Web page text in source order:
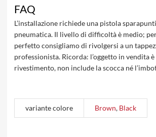
FAQ
L’installazione richiede una pistola
pneumatica. Il livello di difficoltà è medio;
perfetto consigliamo di rivolgersi a un
professionista. Ricorda: l’oggetto in vendita
rivestimento, non include la scocca né
variante colore Brown, Black